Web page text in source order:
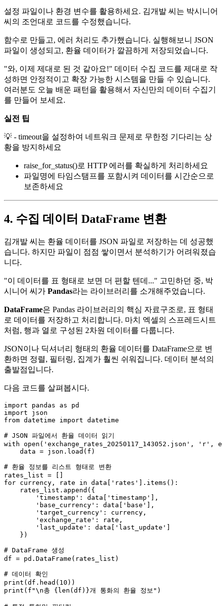
설정 파일이나 환경 변수를 활용하세요. 김개발 씨는 박시니어
씨의 조언대로 코드를 수정했습니다.
함수로 만들고, 에러 처리도 추가했습니다. 실행해보니 JSON
파일이 생성되고, 환율 데이터가 깔끔하게 저장되었습니다.
"와, 이제 제대로 된 것 같아요!" 데이터 수집 코드를 제대로 작
성하면 안정적이고 확장 가능한 시스템을 만들 수 있습니다.
여러분도 오늘 배운 패턴을 활용해서 자신만의 데이터 수집기
를 만들어 보세요.
실전 팁
💡 - timeout을 설정하여 네트워크 문제로 무한정 기다리는 상
황을 방지하세요
raise_for_status()로 HTTP 에러를 확실하게 처리하세요
파일명에 타임스탬프를 포함시켜 데이터를 시간순으로
보존하세요
4. 수집 데이터 DataFrame 변환
김개발 씨는 환율 데이터를 JSON 파일로 저장하는 데 성공했
습니다. 하지만 파일이 점점 쌓이면서 분석하기가 어려워졌습
니다.
"이 데이터를 표 형태로 보면 더 편할 텐데..." 고민하던 중, 박
시니어 씨가 Pandas라는 라이브러리를 소개해주었습니다.
DataFrame은 Pandas 라이브러리의 핵심 자료구조로, 표 형태
로 데이터를 저장하고 처리합니다. 마치 엑셀의 스프레드시트
처럼, 행과 열로 구성된 2차원 데이터를 다룹니다.
JSON이나 딕셔너리 형태의 환율 데이터를 DataFrame으로 변
환하면 정렬, 필터링, 집계가 훨씬 쉬워집니다. 데이터 분석의
출발점입니다.
다음 코드를 살펴봅시다.
import pandas as
import
from datetime import datetime
# JSON 파일에서 환율 데이터 읽기
with open ( 'exchange_rates_20250117_143052.json' , 'r' ,
    data = json.load(f)
# 환율 정보를 리스트 형태로 변환
for currency, rate in data[ 'rates'
].items():
    rates_list.append({
'timestamp' : data[ 'timestamp'
],
'base_currency' : data[ 'base'
],
'target_currency' : currency,
'exchange_rate' : rate,
'last_update' : data[ 'last_update'
    })
# DataFrame 생성
df = pd.DataFrame(rates_list)
# 데이터 확인
print (df.head( 10
print ( f"\n총 { len (df)}개 통화의 환율 정보" )